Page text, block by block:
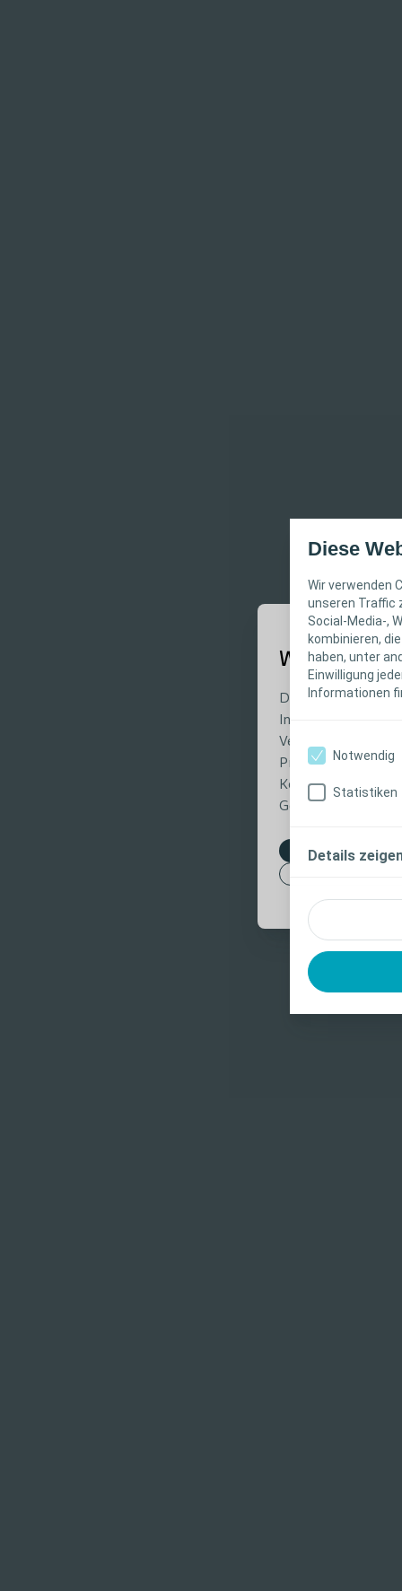
Diese
Wir verwenden
unseren Traffic
Social-Media-,
kombinieren,
haben, unter
Einwilligung
Informationen
Notwendig
Statistiken
Details
WICHTIGER
Diese Website
Informations- und
Verantwortung für